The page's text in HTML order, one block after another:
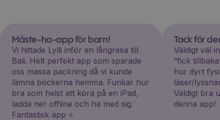
Måste-ha-app för barn!
Vi hittade Lylli inför en långresa till
Bali. Helt perfekt app som sparade
oss massa packning då vi kunde
lämna böckerna hemma. Funkar hur
bra som helst att köra på en iPad,
ladda ner offline och ha med sig.
Fantastisk app ⭐️
Tack för
Väldigt väl
”fick
hur dyrt
läser/
Väldigt bra
denna app!